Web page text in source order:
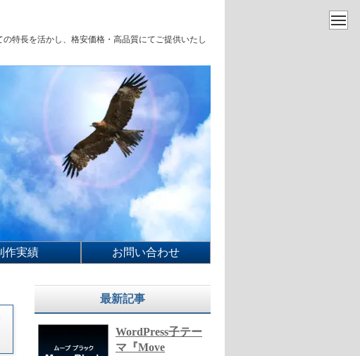
特長を活かし、格安価格・高品質にてご提供いたし
作実績 お問い合わせ
最新記事
WordPress子テー
マ『Move